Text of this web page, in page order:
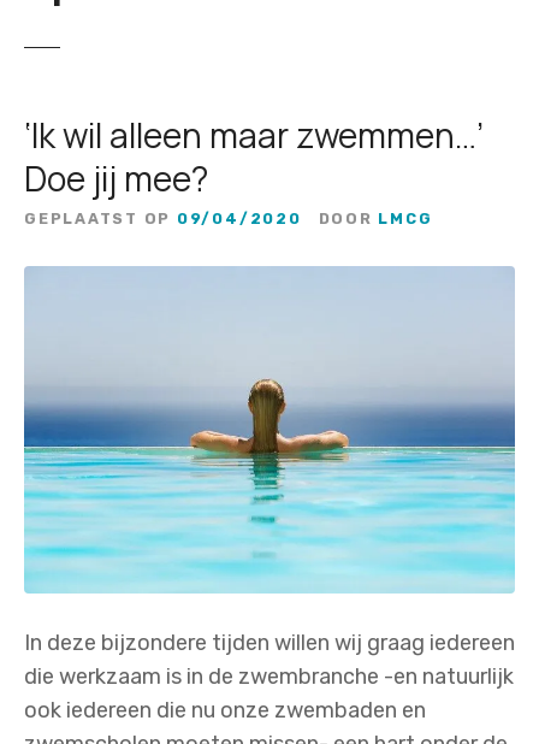
‘Ik wil alleen maar zwemmen…’
Doe jij mee?
GEPLAATST OP 09/04/2020 DOOR LMCG
In deze bijzondere tijden willen wij graag iedereen
die werkzaam is in de zwembranche -en natuurlijk
ook iedereen die nu onze zwembaden en